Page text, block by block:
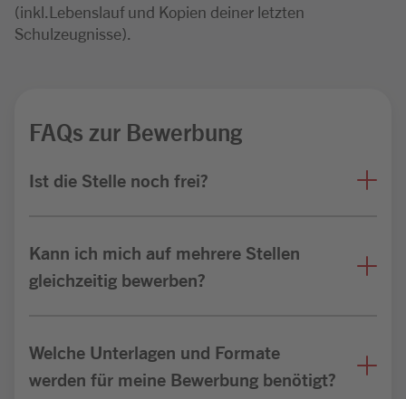
(inkl.Lebenslauf und Kopien deiner letzten
Schulzeugnisse).
FAQs zur Bewerbung
Ist die Stelle noch frei?
Kann ich mich auf mehrere Stellen
gleichzeitig bewerben?
Welche Unterlagen und Formate
werden für meine Bewerbung benötigt?